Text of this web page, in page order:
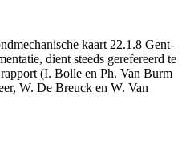
kaart 22.1.8 Gent-
dient steeds gerefereerd te
(I. Bolle en Ph. Van Burm
W. De Breuck en W. Van